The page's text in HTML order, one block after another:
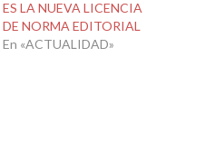
ES LA NUEVA LICENCIA
DE NORMA EDITORIAL
En «ACTUALIDAD»